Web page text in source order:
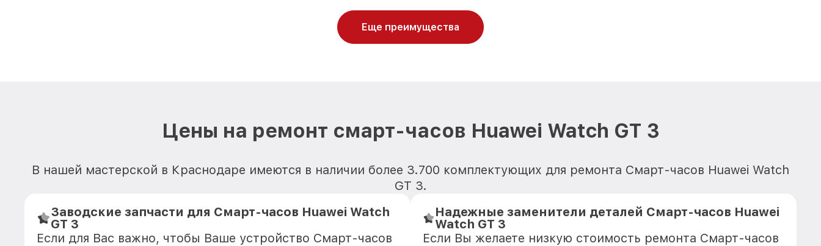
Еще преимущества
Цены на ремонт смарт-часов Huawei Watch GT 3
В нашей мастерской в Краснодаре имеются в наличии более 3.700 комплектующих для ремонта Смарт-часов Huawei Watch
GT 3.
Заводские запчасти для Смарт-часов Huawei Watch
GT 3
Если для Вас важно, чтобы Ваше устройство Смарт-часов
Надежные заменители деталей Смарт-часов Huawei
Watch GT 3
Если Вы желаете низкую стоимость ремонта Смарт-часов